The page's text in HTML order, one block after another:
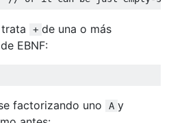
+ de una o más
EBNF:
factorizando uno A y